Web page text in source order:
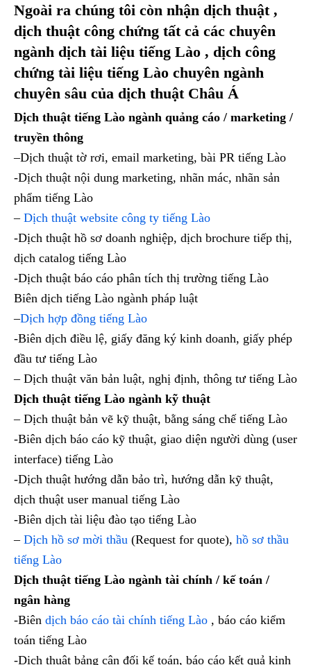
Ngoài ra chúng tôi còn nhận dịch thuật ,
dịch thuật công chứng tất cả các chuyên
ngành dịch tài liệu tiếng Lào , dịch công
chứng tài liệu tiếng Lào chuyên ngành
chuyên sâu của dịch thuật Châu Á
Dịch thuật tiếng Lào ngành quảng cáo / marketing /
truyền thông
–Dịch thuật tờ rơi, email marketing, bài PR tiếng Lào
-Dịch thuật nội dung marketing, nhãn mác, nhãn sản
phẩm tiếng Lào
– Dịch thuật website công ty tiếng Lào
-Dịch thuật hồ sơ doanh nghiệp, dịch brochure tiếp thị,
dịch catalog tiếng Lào
-Dịch thuật báo cáo phân tích thị trường tiếng Lào
Biên dịch tiếng Lào ngành pháp luật
–Dịch hợp đồng tiếng Lào
-Biên dịch điều lệ, giấy đăng ký kinh doanh, giấy phép
đầu tư tiếng Lào
– Dịch thuật văn bản luật, nghị định, thông tư tiếng Lào
Dịch thuật tiếng Lào ngành kỹ thuật
– Dịch thuật bản vẽ kỹ thuật, bằng sáng chế tiếng Lào
-Biên dịch báo cáo kỹ thuật, giao diện người dùng (user
interface) tiếng Lào
-Dịch thuật hướng dẫn bảo trì, hướng dẫn kỹ thuật,
dịch thuật user manual tiếng Lào
-Biên dịch tài liệu đào tạo tiếng Lào
– Dịch hồ sơ mời thầu (Request for quote), hồ sơ thầu
tiếng Lào
Dịch thuật tiếng Lào ngành tài chính / kế toán /
ngân hàng
-Biên dịch báo cáo tài chính tiếng Lào , báo cáo kiểm
toán tiếng Lào
-Dịch thuật bảng cân đối kế toán, báo cáo kết quả kinh